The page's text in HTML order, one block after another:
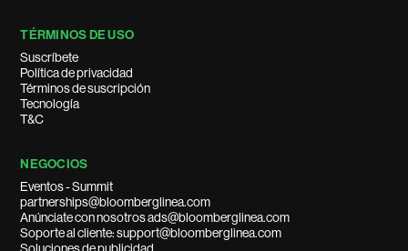
TÉRMINOS DE USO
Suscríbete
Política de privacidad
Términos de suscripción
Tecnología
T&C
NEGOCIOS
Eventos - Summit
partnerships@bloomberglinea.com
Anúnciate con nosotros ads@bloomberglinea.com
Soporte al cliente: support@bloomberglinea.com